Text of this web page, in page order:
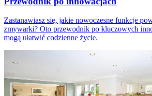
Zastanawiasz się, jakie nowoczesne funkcje
zmywarki? Oto przewodnik po kluczowych
mogą ułatwić codzienne życie.